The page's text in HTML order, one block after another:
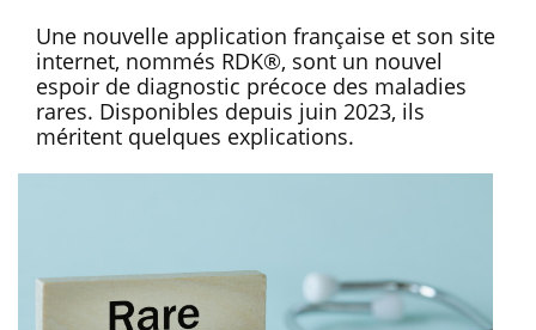
Une nouvelle application française et son site
internet, nommés RDK®, sont un nouvel
espoir de diagnostic précoce des maladies
rares. Disponibles depuis juin 2023, ils
méritent quelques explications.